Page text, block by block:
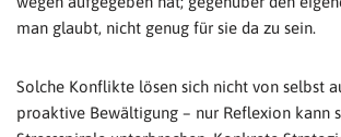
man glaubt, nicht genug für sie da zu sein.
Solche Konflikte lösen sich nicht von selbst
proaktive Bewältigung – nur Reflexion kann